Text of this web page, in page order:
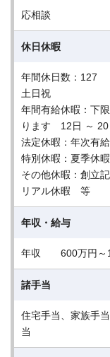
応相談
休日休暇
年間休日数：127
土日祝
年間有給休暇：下
ります 12日 ～ 20
法定休暇：年次有
特別休暇：夏季休
その他休暇：創立
リアル休暇 等
年収・給与
年収 600万円～
諸手当
住宅手当、家族手
当